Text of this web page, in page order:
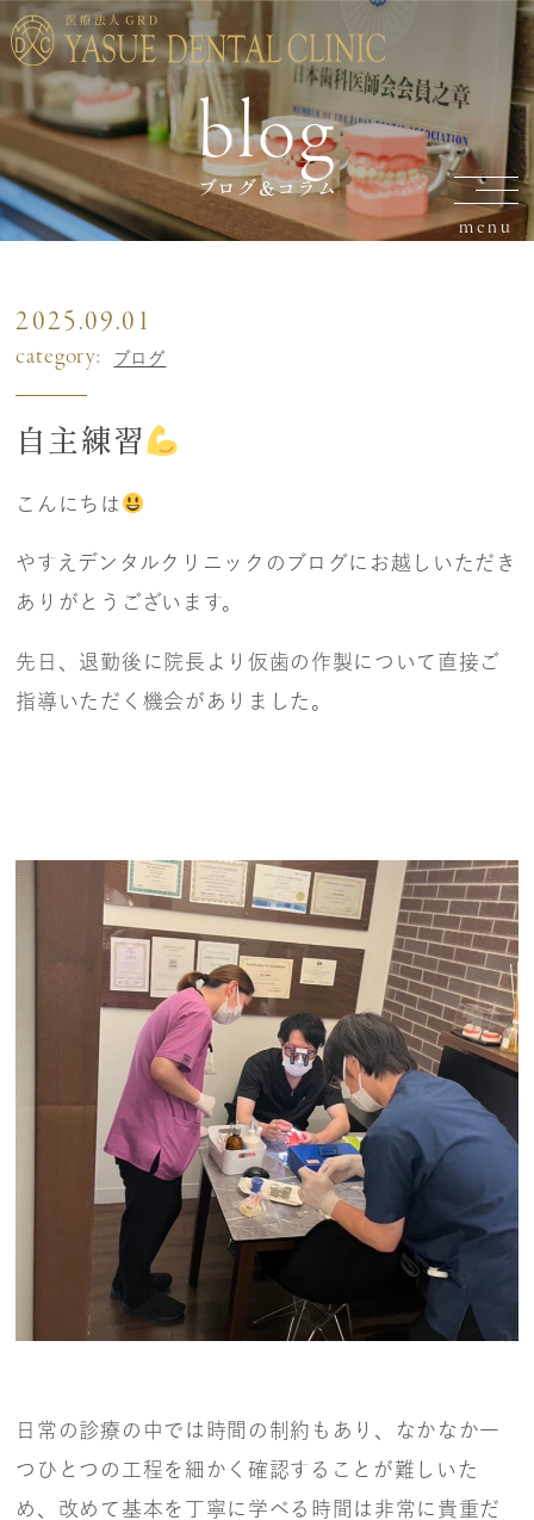
blog
ブログ＆コラム
2025.09.01
category: ブログ
自主練習
こんにちは
やすえデンタルクリニックのブログにお越しいただき
ありがとうございます。
先日、退勤後に院長より仮歯の作製について直接ご
指導いただく機会がありました。
日常の診療の中では時間の制約もあり、なかなか一
つひとつの工程を細かく確認することが難しいた
め、改めて基本を丁寧に学べる時間は非常に貴重だ